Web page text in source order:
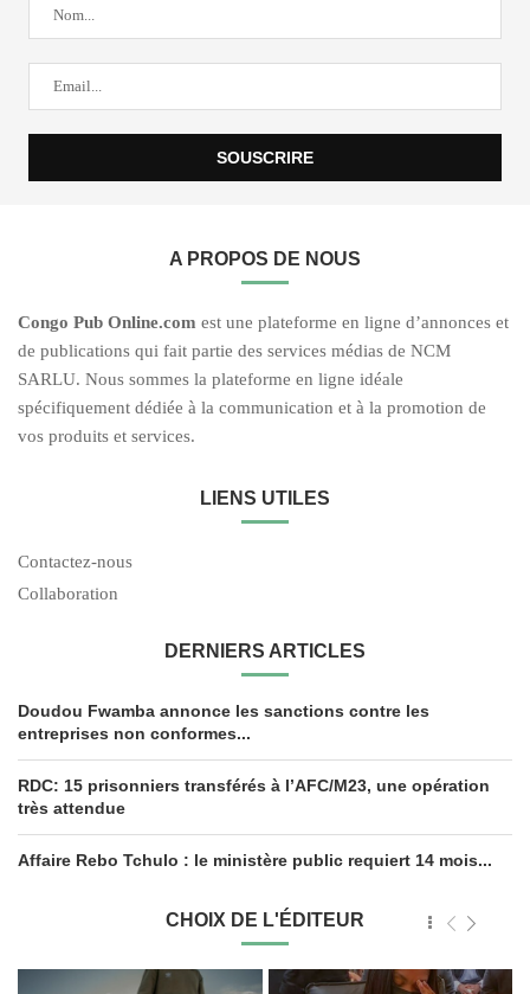
A PROPOS DE NOUS
Congo Pub Online.com est une plateforme en ligne d’annonces et
de publications qui fait partie des services médias de NCM
SARLU. Nous sommes la plateforme en ligne idéale
spécifiquement dédiée à la communication et à la promotion de
vos produits et services.
LIENS UTILES
Contactez-nous
Collaboration
DERNIERS ARTICLES
Doudou Fwamba annonce les sanctions contre les
entreprises non conformes...
RDC: 15 prisonniers transférés à l’AFC/M23, une opération
très attendue
Affaire Rebo Tchulo : le ministère public requiert 14 mois...
CHOIX DE L'ÉDITEUR